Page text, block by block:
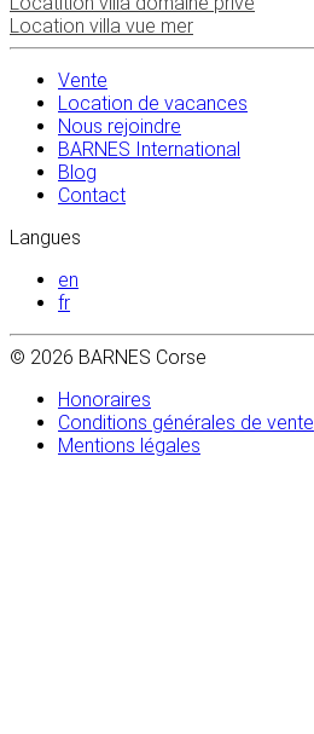
Location villa vue mer
Vente
Location de vacances
Nous rejoindre
BARNES International
Blog
Contact
Langues
en
fr
© 2026 BARNES Corse
Honoraires
Conditions générales de vente
Mentions légales